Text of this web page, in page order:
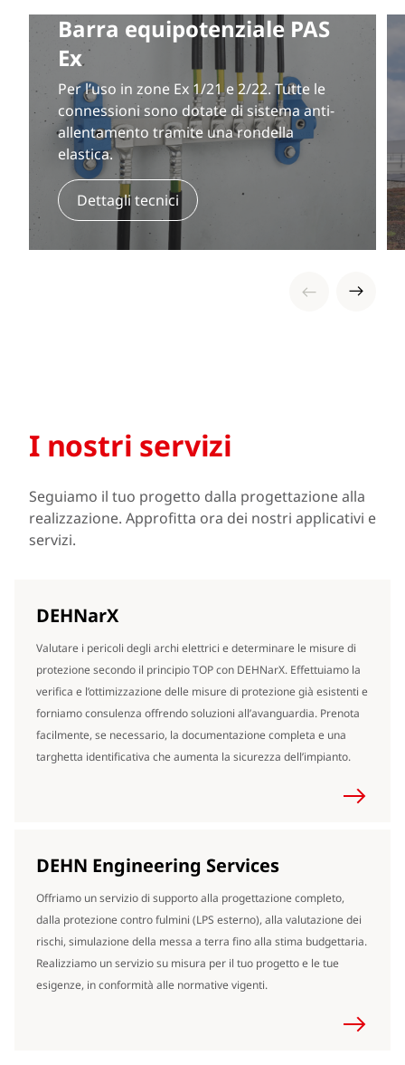
Barra equipotenziale PAS
Ex
Per l’uso in zone Ex 1/21 e 2/22. Tutte le
connessioni sono dotate di sistema anti-
allentamento tramite una rondella
elastica.
Dettagli tecnici
I nostri servizi
Seguiamo il tuo progetto dalla progettazione alla
realizzazione. Approfitta ora dei nostri applicativi e
servizi.
DEHNarX
Valutare i pericoli degli archi elettrici e determinare le misure di
protezione secondo il principio TOP con DEHNarX. Effettuiamo la
verifica e l’ottimizzazione delle misure di protezione già esistenti e
forniamo consulenza offrendo soluzioni all’avanguardia. Prenota
facilmente, se necessario, la documentazione completa e una
targhetta identificativa che aumenta la sicurezza dell’impianto.
DEHN Engineering Services
Offriamo un servizio di supporto alla progettazione completo,
dalla protezione contro fulmini (LPS esterno), alla valutazione dei
rischi, simulazione della messa a terra fino alla stima budgettaria.
Realizziamo un servizio su misura per il tuo progetto e le tue
esigenze, in conformità alle normative vigenti.